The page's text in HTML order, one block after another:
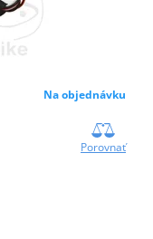
Na objednávku
Porovnať